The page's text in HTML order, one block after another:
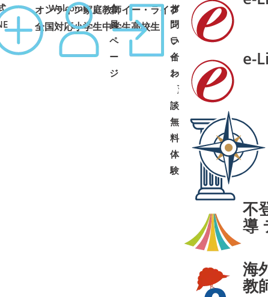
オンライン家庭教師イー・ライブ
全国対応小学生中学生高校生
Welcome
会
員
ペ
ー
ジ
オ
ン
ラ
イ
ン
面
談
お
問
い
合
わ
せ
・
無
料
体
験
➜
日祝可
コース
e-
不
導
海
教